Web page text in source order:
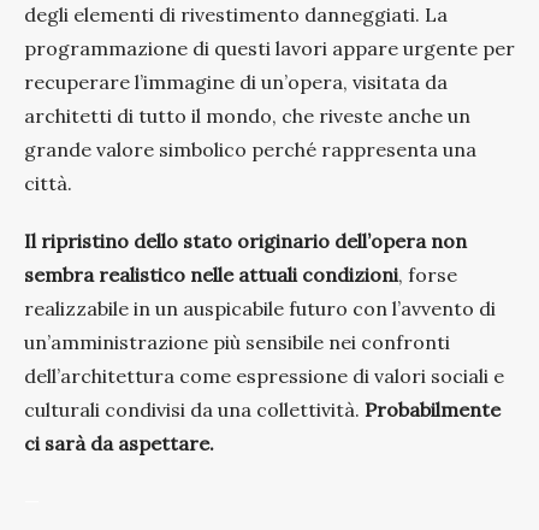
degli elementi di rivestimento danneggiati. La
programmazione di questi lavori appare urgente per
recuperare l’immagine di un’opera, visitata da
architetti di tutto il mondo, che riveste anche un
grande valore simbolico perché rappresenta una
città.
Il ripristino dello stato originario dell’opera non
sembra realistico nelle attuali condizioni, forse
realizzabile in un auspicabile futuro con l’avvento di
un’amministrazione più sensibile nei confronti
dell’architettura come espressione di valori sociali e
culturali condivisi da una collettività. Probabilmente
ci sarà da aspettare.